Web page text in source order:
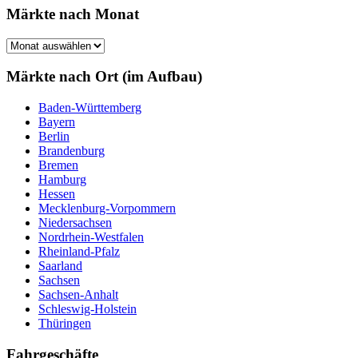
Märkte nach Monat
Märkte
Monat
Märkte nach Ort (im Aufbau)
Baden-Württemberg
Bayern
Berlin
Brandenburg
Bremen
Hamburg
Hessen
Mecklenburg-Vorpommern
Niedersachsen
Nordrhein-Westfalen
Rheinland-Pfalz
Saarland
Sachsen
Sachsen-Anhalt
Schleswig-Holstein
Thüringen
Fahrgeschäfte